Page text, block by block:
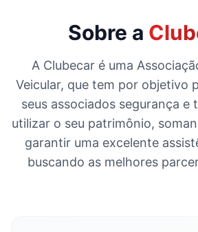
Sobre a
A Clubecar é uma
Veicular, que tem por objetivo
seus associados segurança e
utilizar o seu patrimônio,
garantir uma excelente
buscando as melhores